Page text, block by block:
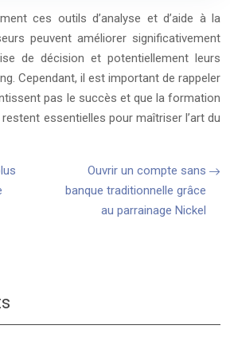
ces outils d’analyse et d’aide à la
peuvent améliorer significativement
de décision et potentiellement leurs
Cependant, il est important de rappeler
pas le succès et que la formation
essentielles pour maîtriser l’art du
Ouvrir un compte sans
banque traditionnelle grâce
au parrainage Nickel